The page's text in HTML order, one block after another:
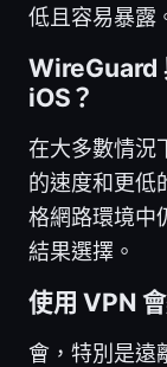
低且容易暴露
WireGuard
iOS？
在大多數情況
的速度和更低
格網路環境中
結果選擇。
使用 VPN
會，特別是遠